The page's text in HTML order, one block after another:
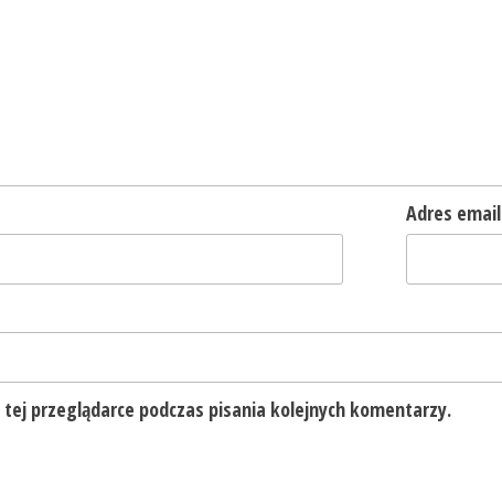
Adres email
przeglądarce podczas pisania kolejnych komentarzy.